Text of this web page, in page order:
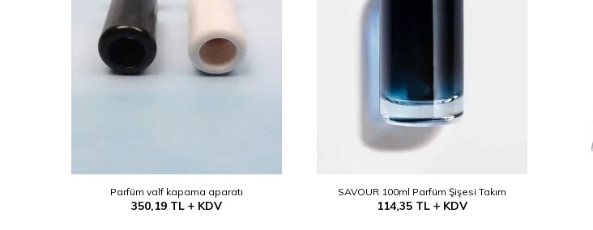
Parfüm valf kapama aparatı
350,19 TL KDV
SAVOUR 100ml Parfüm Şişesi Takım
114,35TL KDV